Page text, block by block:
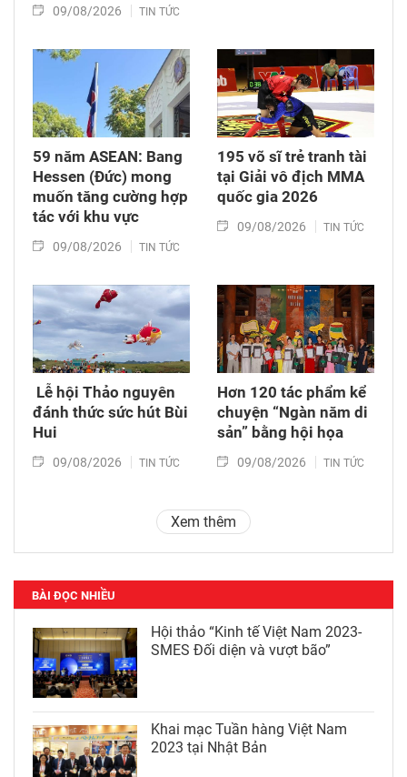
09/08/2026 TIN TỨC
59 năm ASEAN: Bang
Hessen (Đức) mong
muốn tăng cường hợp
tác với khu vực
09/08/2026 TIN TỨC
195 võ sĩ trẻ tranh tài
tại Giải vô địch MMA
quốc gia 2026
09/08/2026 TIN TỨC
​ Lễ hội Thảo nguyên
đánh thức sức hút Bùi
Hui
09/08/2026 TIN TỨC
Hơn 120 tác phẩm kể
chuyện “Ngàn năm di
sản” bằng hội họa
09/08/2026 TIN TỨC
Xem thêm
BÀI ĐỌC NHIỀU
Hội thảo “Kinh tế Việt Nam 2023-
SMES Đối diện và vượt bão”
Khai mạc Tuần hàng Việt Nam
2023 tại Nhật Bản